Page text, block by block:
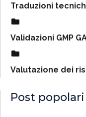
Traduzioni
Validazioni GMP
Valutazione dei
Post popolari